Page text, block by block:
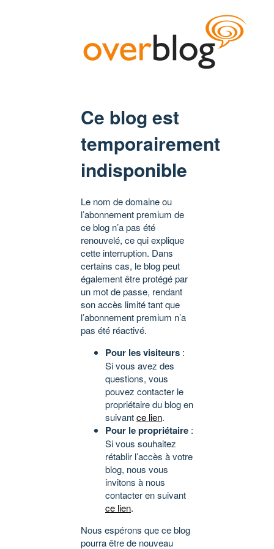
Ce blog est
temporairement
indisponible
Le nom de domaine ou
l’abonnement premium de
ce blog n’a pas été
renouvelé, ce qui explique
cette interruption. Dans
certains cas, le blog peut
également être protégé par
un mot de passe, rendant
son accès limité tant que
l’abonnement premium n’a
pas été réactivé.
Pour les visiteurs :
Si vous avez des
questions, vous
pouvez contacter le
propriétaire du blog en
suivantce lien.
Pour le propriétaire :
Si vous souhaitez
rétablir l’accès à votre
blog, nous vous
invitons à nous
contacter en suivant
ce lien.
Nous espérons que ce blog
pourra être de nouveau